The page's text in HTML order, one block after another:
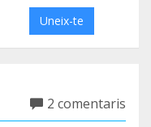
Uneix-te
2 comentaris